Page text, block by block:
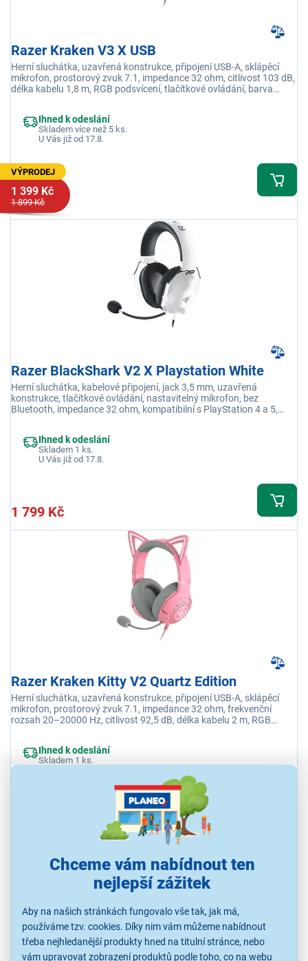
Chceme vám nabídnout ten
nejlepší zážitek
Aby na našich stránkách fungovalo vše tak, jak má,
používáme tzv. cookies. Díky nim vám můžeme nabídnout
třeba nejhledanější produkty hned na titulní stránce, nebo
vám upravovat zobrazení produktů podle toho, co na webu
Razer Kraken V3 X USB
Herní sluchátka, uzavřená konstrukce, připojení USB-A, sklápěcí
mikrofon, prostorový zvuk 7.1, impedance 32 ohm, citlivost 103 dB,
délka kabelu 1,8 m, RGB podsvícení, tlačítkové ovládání, barva
Ihned k odeslání
Skladem více než 5 ks.
U Vás již od 17.8.
VÝPRODEJ
1 399 Kč
1 899 Kč
Razer BlackShark V2 X Playstation White
Herní sluchátka, kabelové připojení, jack 3,5 mm, uzavřená
konstrukce, tlačítkové ovládání, nastavitelný mikrofon, bez
Bluetooth, impedance 32 ohm, kompatibilní s PlayStation 4 a 5,
Ihned k odeslání
Skladem 1 ks.
U Vás již od 17.8.
1 799 Kč
Razer Kraken Kitty V2 Quartz Edition
Herní sluchátka, uzavřená konstrukce, připojení USB-A, sklápěcí
mikrofon, prostorový zvuk 7.1, impedance 32 ohm, frekvenční
rozsah 20–20000 Hz, citlivost 92,5 dB, délka kabelu 2 m, RGB
Ihned k odeslání
Skladem 1 ks.